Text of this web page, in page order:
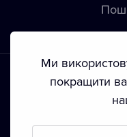
Положення й умови •
Ми
покращити